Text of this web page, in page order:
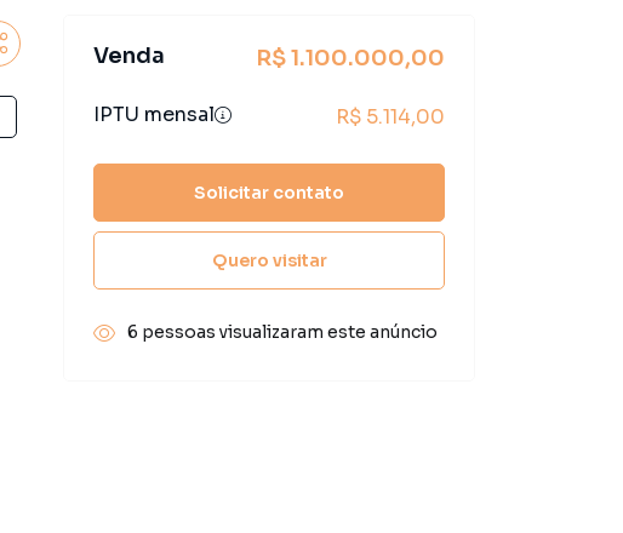
Venda R$ 1.100.000,00
IPTU mensal R$ 5.114,00
Solicitar contato
Quero visitar
6 pessoas visualizaram este anúncio